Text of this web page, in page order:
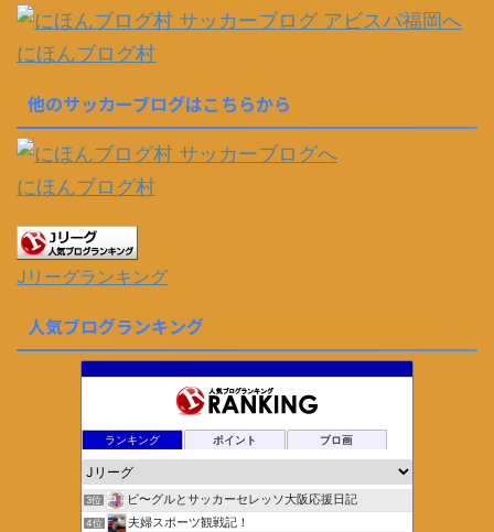
にほんブログ村
他のサッカーブログはこちらから
にほんブログ村
Jリーグランキング
人気ブログランキング
ランキング ポイント ブロ画
3位 ビ〜グルとサッカーセレッソ大阪応援日記
4位 夫婦スポーツ観戦記！